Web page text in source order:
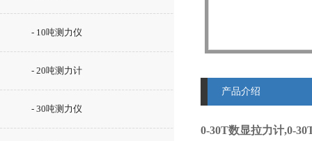
- 10吨测力仪
- 20吨测力计
- 30吨测力仪
产品介绍
0-30T数显拉力计,0-